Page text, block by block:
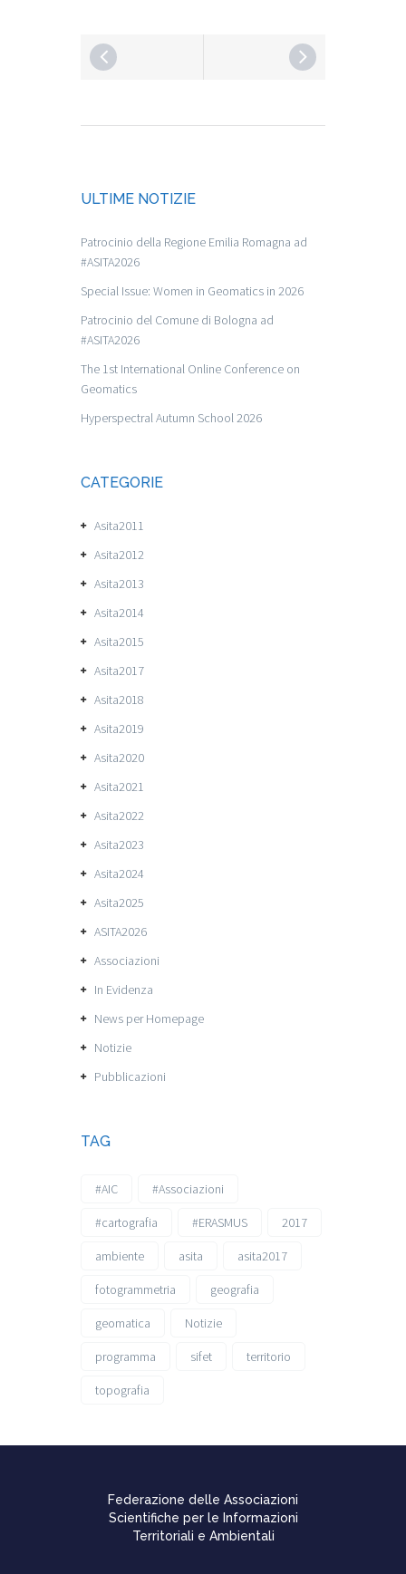
ULTIME NOTIZIE
Patrocinio della Regione Emilia Romagna ad
#ASITA2026
Special Issue: Women in Geomatics in 2026
Patrocinio del Comune di Bologna ad
#ASITA2026
The 1st International Online Conference on
Geomatics
Hyperspectral Autumn School 2026
CATEGORIE
Asita2011
Asita2012
Asita2013
Asita2014
Asita2015
Asita2017
Asita2018
Asita2019
Asita2020
Asita2021
Asita2022
Asita2023
Asita2024
Asita2025
ASITA2026
Associazioni
In Evidenza
News per Homepage
Notizie
Pubblicazioni
TAG
#AIC #Associazioni
#cartografia #ERASMUS 2017
ambiente asita asita2017
fotogrammetria geografia
geomatica Notizie
programma sifet territorio
topografia
Federazione delle Associazioni
Scientifiche per le Informazioni
Territoriali e Ambientali